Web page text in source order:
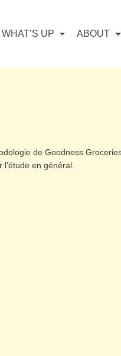
WHAT’S UP ABOUT
de Goodness
en général.